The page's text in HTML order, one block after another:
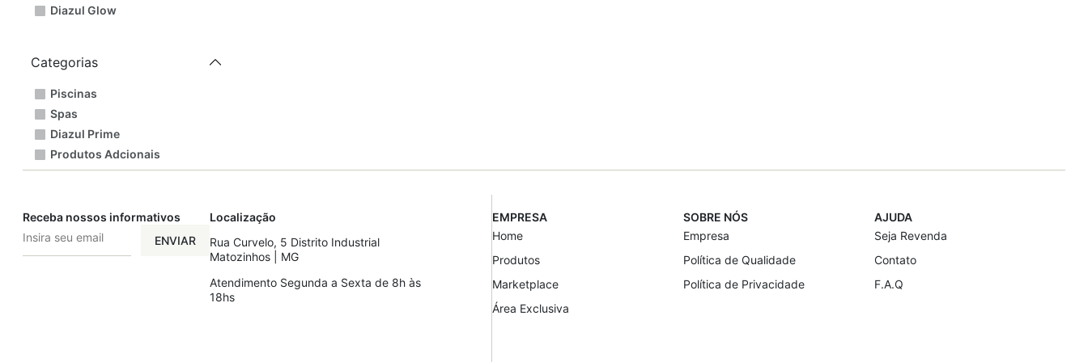
Diazul Glow
Categorias
Piscinas
Spas
Diazul Prime
Produtos Adcionais
Receba nossos informativos
ENVIAR
Localização
Rua Curvelo, 5 Distrito Industrial
Matozinhos | MG
Atendimento Segunda a Sexta de 8h às
18hs
EMPRESA
Home
Produtos
Marketplace
Área Exclusiva
SOBRE NÓS
Empresa
Política de Qualidade
Política de Privacidade
AJUDA
Seja Revenda
Contato
F.A.Q